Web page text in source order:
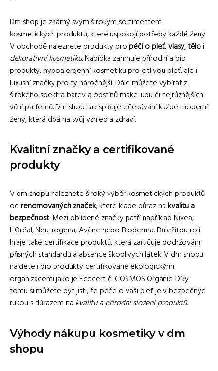
Dm shop je známý svým širokým sortimentem
kosmetických produktů, které uspokojí potřeby každé ženy.
V obchodě naleznete produkty propéči o pleť,vlasy,těloi
dekorativní kosmetiku. Nabídka zahrnuje přírodní a bio
produkty, hypoalergenní kosmetiku pro citlivou pleť, ale i
luxusní značky pro ty náročnější. Dále můžete vybírat z
širokého spektra barev a odstínů make-upu či nejrůznějších
vůní parfémů. Dm shop tak splňuje očekávání každé moderní
ženy, která dbá na svůj vzhled a zdraví.
Kvalitní značky a certifikované
produkty
V dm shopu naleznete široký výběr kosmetických produktů
odrenomovaných značek, které klade důraz nakvalitu a
bezpečnost. Mezi oblíbené značky patří například Nivea,
L'Oréal, Neutrogena, Avène nebo Bioderma. Důležitou roli
hraje také certifikace produktů, která zaručuje dodržování
přísných standardů a absence škodlivých látek. V dm shopu
najdete i bio produkty certifikované ekologickými
organizacemi jako je Ecocert či COSMOS Organic. Díky
tomu si můžete být jisti, že péče o vaši pleť je v bezpečnýc
rukou s důrazem na kvalitu a přírodní složení produktů.
Výhody nákupu kosmetiky v dm
shopu